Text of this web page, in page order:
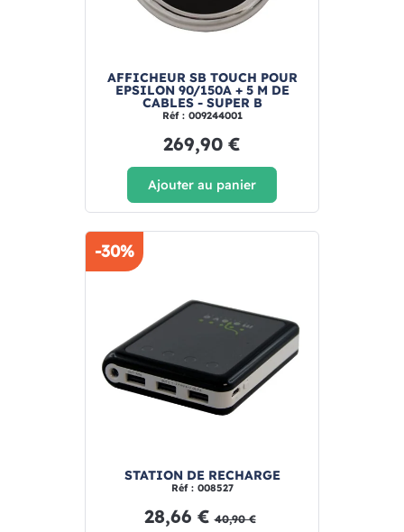
AFFICHEUR SB TOUCH POUR
EPSILON 90/150A + 5 M DE
CABLES - SUPER B
Réf : 009244001
269,90 €
Ajouter au panier
-30%
STATION DE RECHARGE
Réf : 008527
28,66 € 40,90 €